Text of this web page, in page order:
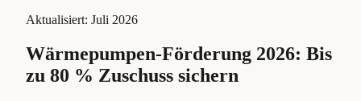
Aktualisiert: Juli 2026
Wärmepumpen-Förderung 2026: Bis
zu 80 % Zuschuss sichern